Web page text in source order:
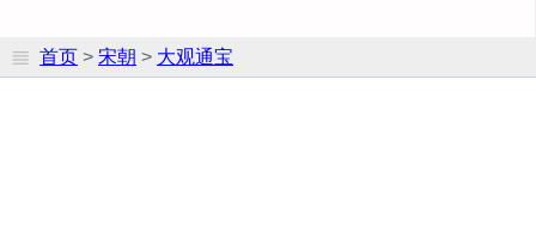
首页 > 宋朝 > 大观通宝